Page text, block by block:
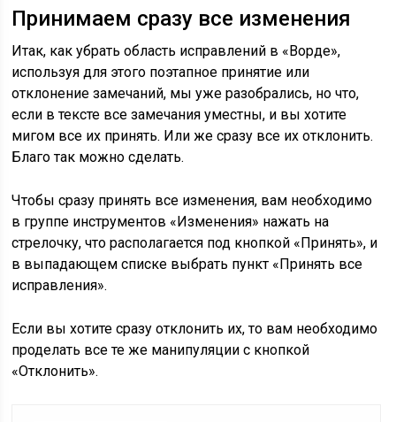
Принимаем сразу все изменения
Итак, как убрать область исправлений в «Ворде»,
используя для этого поэтапное принятие или
отклонение замечаний, мы уже разобрались, но что,
если в тексте все замечания уместны, и вы хотите
мигом все их принять. Или же сразу все их отклонить.
Благо так можно сделать.
Чтобы сразу принять все изменения, вам необходимо
в группе инструментов «Изменения» нажать на
стрелочку, что располагается под кнопкой «Принять», и
в выпадающем списке выбрать пункт «Принять все
исправления».
Если вы хотите сразу отклонить их, то вам необходимо
проделать все те же манипуляции с кнопкой
«Отклонить».